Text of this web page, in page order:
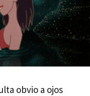
obvio a ojos